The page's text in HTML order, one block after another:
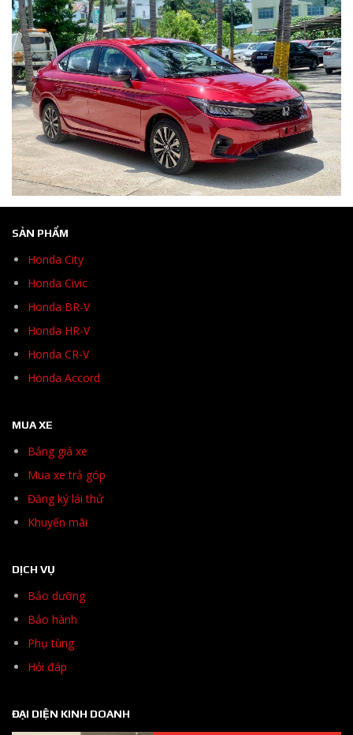
SẢN PHẨM
Honda City
Honda Civic
Honda BR-V
Honda HR-V
Honda CR-V
Honda Accord
MUA XE
Bảng giá xe
Mua xe trả góp
Đăng ký lái thử
Khuyến mãi
DỊCH VỤ
Bảo dưỡng
Bảo hành
Phụ tùng
Hỏi đáp
ĐẠI DIỆN KINH DOANH